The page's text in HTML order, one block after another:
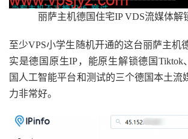
丽萨主机德国住宅IP VDS流媒体解
至少VPS小学生随机开通的这台丽萨主机
实是德国原生IP，能原生解锁德国Tiktok
国人工智能平台和测试的三个德国本土流
力非常好。